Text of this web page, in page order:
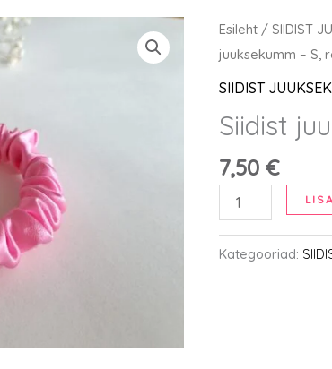
Esileht / SIIDIST
juuksekumm – S,
SIIDIST
Siidist
7,50€
Siidist
juuksekumm
-Kategooriad: